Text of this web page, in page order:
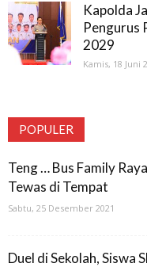
Kapolda
Pengurus
2029
Kamis, 18 Juni
POPULER
Teng … Bus Family
Tewas di Tempat
Sabtu, 25 Desember 2021
Duel di Sekolah, Siswa